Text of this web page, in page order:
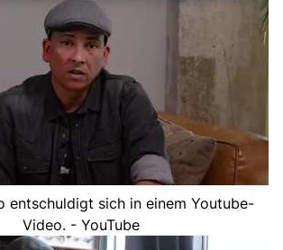
entschuldigt sich in einem Youtube-
Video. - YouTube